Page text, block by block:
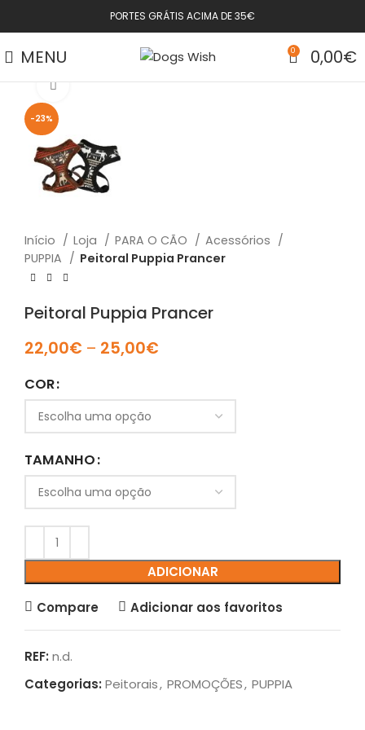
PORTES GRÁTIS ACIMA DE 35€
MENU 0 0,00€
-23%
Click to enlarge
Início Loja PARA O CÃO
Acessórios
PUPPIA
Peitoral Puppia Prancer
Peitoral Puppia Prancer
22,00€ – 25,00€
COR
TAMANHO
ADICIONAR
Compare Adicionar aos favoritos
REF: n.d.
Categorias: Peitorais, PROMOÇÕES, PUPPIA